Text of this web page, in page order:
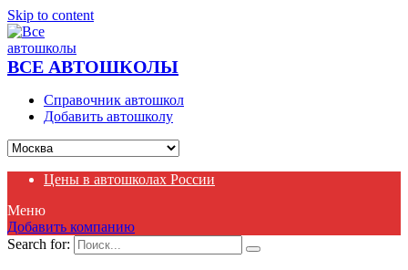
Skip to content
ВСЕ АВТОШКОЛЫ
Справочник автошкол
Добавить автошколу
Цены в автошколах России
Меню
Добавить компанию
Search for: